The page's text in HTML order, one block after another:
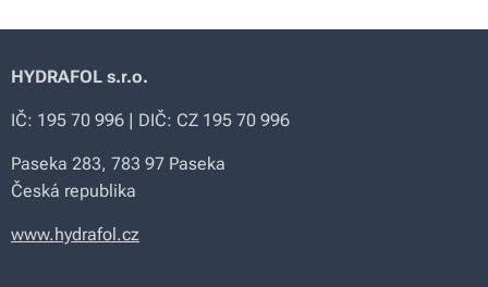
HYDRAFOL s.r.o.
IČ: 195 70 996 | DIČ: CZ 195 70 996
Paseka 283, 783 97 Paseka
Česká republika
www.hydrafol.cz